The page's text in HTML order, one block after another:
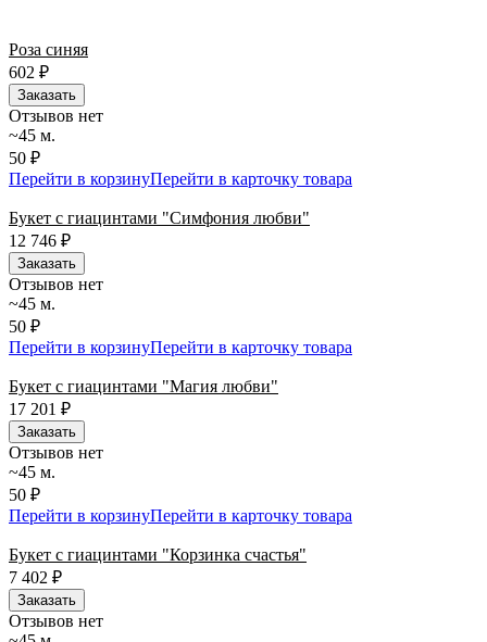
Роза синяя
602 ₽
Заказать
Отзывов нет
~45 м.
50 ₽
Перейти в корзинуПерейти в карточку товара
Букет с гиацинтами "Симфония любви"
12 746 ₽
Заказать
Отзывов нет
~45 м.
50 ₽
Перейти в корзинуПерейти в карточку товара
Букет с гиацинтами "Магия любви"
17 201
₽
Заказать
Отзывов нет
~45 м.
50 ₽
Перейти в корзинуПерейти в карточку товара
Букет с гиацинтами "Корзинка счастья"
7 402 ₽
Заказать
Отзывов нет